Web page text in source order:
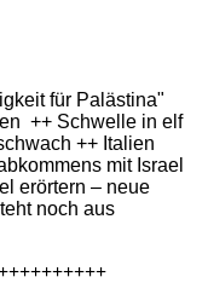
für Palästina"
++ Schwelle in elf
++ Italien
mit Israel
erörtern – neue
noch aus